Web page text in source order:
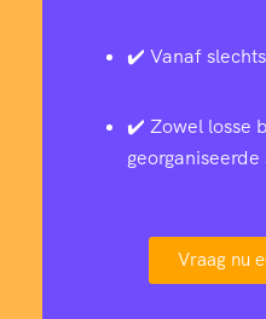
✔️ Vanaf slechts
✔️ Zowel losse
Vraag nu